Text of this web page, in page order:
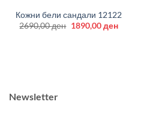
Кожни бели сандали 12122
2690,00ден Original
1890,00денCurrent
Newsletter